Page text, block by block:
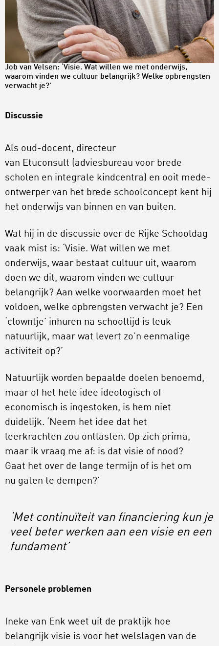
Job van Velsen: ‘Visie. Wat willen we met onderwijs,
waarom vinden we cultuur belangrijk? Welke opbrengsten
verwacht je?’
Discussie
Als oud-docent, directeur
van Etuconsult (adviesbureau voor brede
scholen en integrale kindcentra) en ooit mede-
ontwerper van het brede schoolconcept kent hij
het onderwijs van binnen en van buiten.
Wat hij in de discussie over de Rijke Schooldag
vaak mist is: ‘Visie. Wat willen we met
onderwijs, waar bestaat cultuur uit, waarom
doen we dit, waarom vinden we cultuur
belangrijk? Aan welke voorwaarden moet het
voldoen, welke opbrengsten verwacht je? Een
‘clowntje’ inhuren na schooltijd is leuk
natuurlijk, maar wat levert zo’n eenmalige
activiteit op?’
Natuurlijk worden bepaalde doelen benoemd,
maar of het hele idee ideologisch of
economisch is ingestoken, is hem niet
duidelijk. ‘Neem het idee dat het
leerkrachten zou ontlasten. Op zich prima,
maar ik vraag me af: is dat visie of nood?
Gaat het over de lange termijn of is het om
nu gaten te dempen?’
‘Met continuïteit van financiering kun je
veel beter werken aan een visie en een
fundament’
Personele problemen
Ineke van Enk weet uit de praktijk hoe
belangrijk visie is voor het welslagen van de